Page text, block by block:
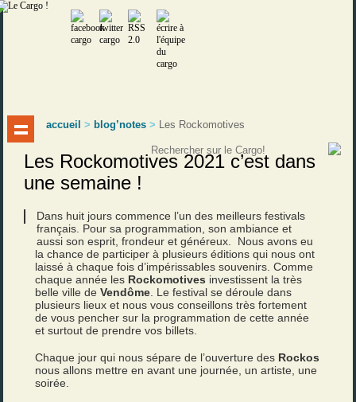
accueil > blog’notes > Les Rockomotives
Les Rockomotives 2021 c’est dans
une semaine !
Dans huit jours commence l’un des meilleurs festivals
français. Pour sa programmation, son ambiance et
aussi son esprit, frondeur et généreux. Nous avons eu
la chance de participer à plusieurs éditions qui nous ont
laissé à chaque fois d’impérissables souvenirs. Comme
chaque année les Rockomotives investissent la très
belle ville deVendôme . Le festival se déroule dans
plusieurs lieux et nous vous conseillons très fortement
de vous pencher sur la programmation de cette année
et surtout de prendre vos billets.
Chaque jour qui nous sépare de l’ouverture des Rockos
nous allons mettre en avant une journée, un artiste, une
soirée.